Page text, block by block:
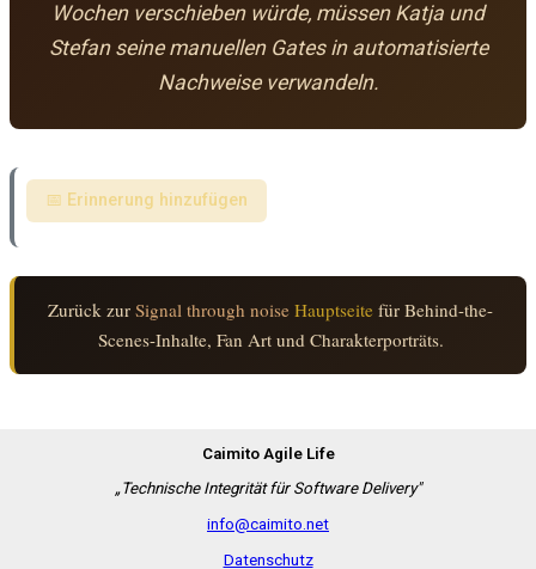
Wochen verschieben würde, müssen Katja und
Stefan seine manuellen Gates in automatisierte
Nachweise verwandeln.
📅 Erinnerung hinzufügen
Zurück zur Signal through noise Hauptseite für Behind-the-
Scenes-Inhalte, Fan Art und Charakterporträts.
Caimito Agile Life
„Technische Integrität für Software Delivery"
info@caimito.net
Datenschutz